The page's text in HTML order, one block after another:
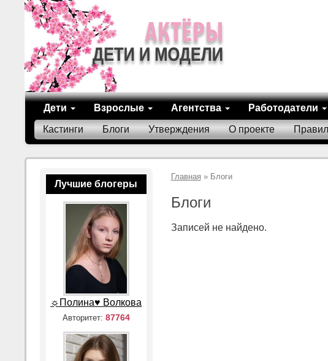
Дети Взрослые Агентства Работодатели
Кастинги Блоги Утверждения О проекте
Главная » Блоги
Блоги
Записей не найдено.
Лучшие блогеры
☼Полина♥ Волкова
Авторитет: 87764